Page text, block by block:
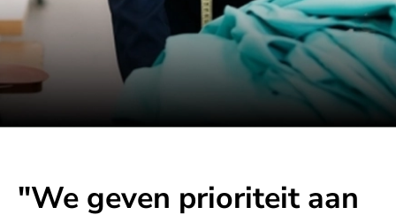
"We geven prioriteit aan